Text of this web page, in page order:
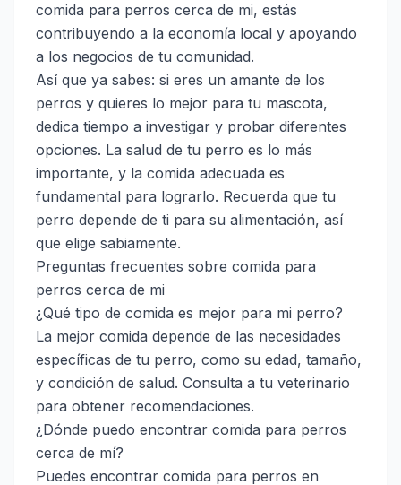
comida para perros cerca de mi, estás
contribuyendo a la economía local y apoyando
a los negocios de tu comunidad.
Así que ya sabes: si eres un amante de los
perros y quieres lo mejor para tu mascota,
dedica tiempo a investigar y probar diferentes
opciones. La salud de tu perro es lo más
importante, y la comida adecuada es
fundamental para lograrlo. Recuerda que tu
perro depende de ti para su alimentación, así
que elige sabiamente.
Preguntas frecuentes sobre comida para
perros cerca de mi
¿Qué tipo de comida es mejor para mi perro?
La mejor comida depende de las necesidades
específicas de tu perro, como su edad, tamaño,
y condición de salud. Consulta a tu veterinario
para obtener recomendaciones.
¿Dónde puedo encontrar comida para perros
cerca de mí?
Puedes encontrar comida para perros en